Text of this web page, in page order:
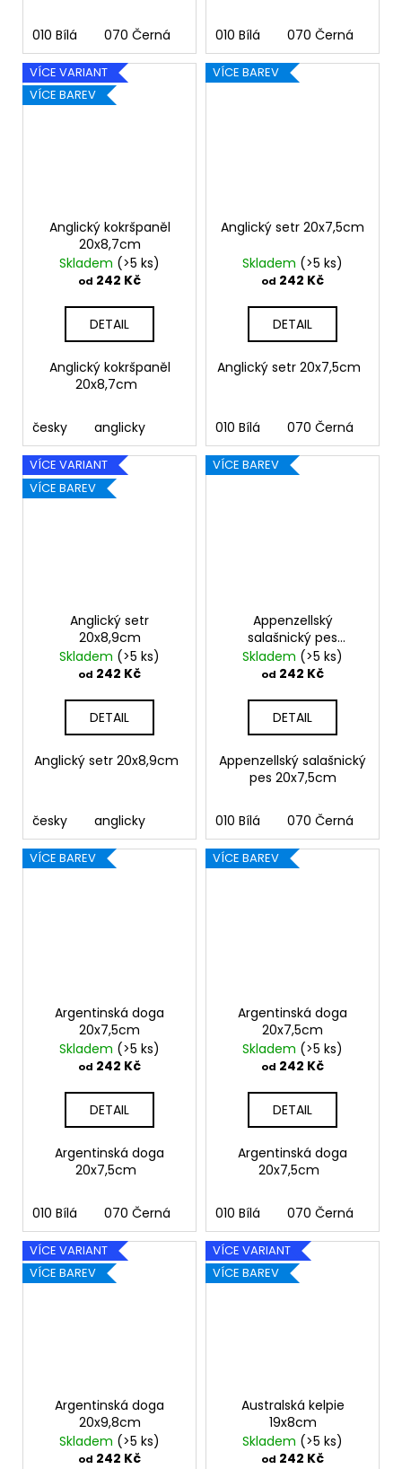
010 Bílá 070 Černá 090 Stříbrná 091 Zlatá
010 Bílá 070 Černá
VÍCE VARIANT
VÍCE BAREV
Anglický kokršpaněl
20x8,7cm
Skladem (>5 ks)
od 242 Kč
DETAIL
Anglický kokršpaněl
20x8,7cm
česky anglicky
VÍCE BAREV
Anglický setr 20x7,5cm
Skladem (>5 ks)
od 242 Kč
DETAIL
Anglický setr 20x7,5cm
010 Bílá 070 Černá
VÍCE VARIANT
VÍCE BAREV
Anglický setr
20x8,9cm
Skladem (>5 ks)
od 242 Kč
DETAIL
Anglický setr 20x8,9cm
česky anglicky
VÍCE BAREV
Appenzellský
salašnický pes
20x7,5cm
Skladem (>5 ks)
od 242 Kč
DETAIL
Appenzellský salašnický
pes 20x7,5cm
010 Bílá 070 Černá
VÍCE BAREV
Argentinská doga
20x7,5cm
Skladem (>5 ks)
od 242 Kč
DETAIL
Argentinská doga
20x7,5cm
010 Bílá 070 Černá 090 Stříbrná 091 Zlatá
VÍCE BAREV
Argentinská doga
20x7,5cm
Skladem (>5 ks)
od 242 Kč
DETAIL
Argentinská doga
20x7,5cm
010 Bílá 070 Černá
VÍCE VARIANT
VÍCE BAREV
Argentinská doga
20x9,8cm
Skladem (>5 ks)
od 242 Kč
VÍCE VARIANT
VÍCE BAREV
Australská kelpie
19x8cm
Skladem (>5 ks)
od 242 Kč